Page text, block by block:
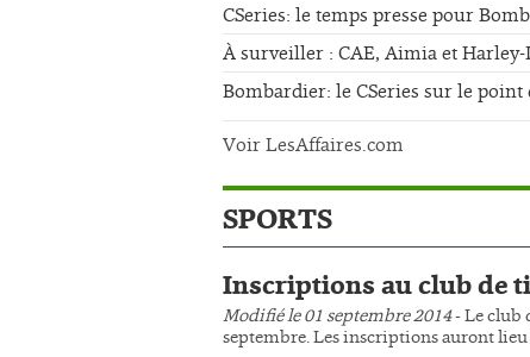
CSeries: le temps presse pour
À surveiller : CAE, Aimia et
Bombardier: le CSeries sur le point
Voir LesAffaires.com
SPORTS
Inscriptions au club de
Modifié le 01 septembre 2014- Le club
septembre. Les inscriptions auront lieu